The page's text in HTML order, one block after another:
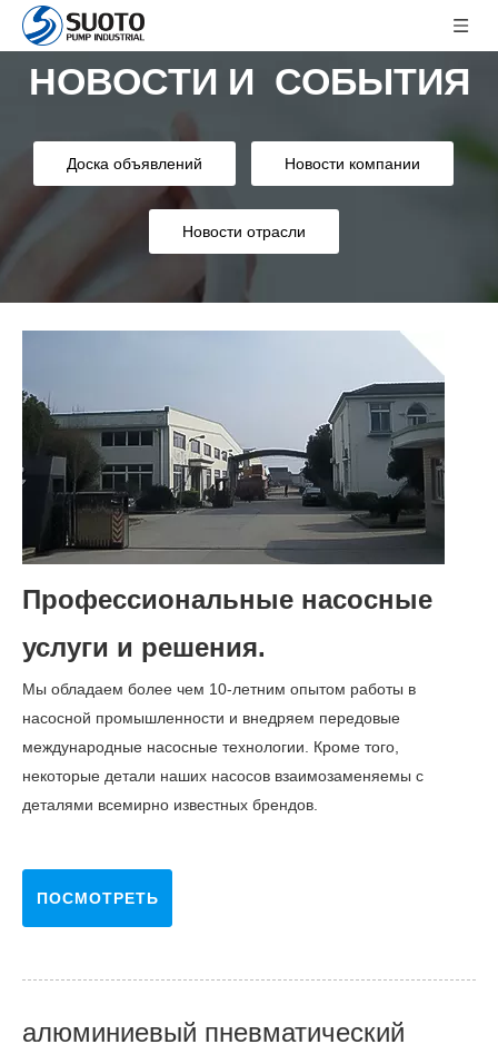
НОВОСТИ И СОБЫТИЯ
Доска объявлений Новости компании
Новости отрасли
Профессиональные насосные
услуги и решения.
Мы обладаем более чем 10-летним опытом работы в
насосной промышленности и внедряем передовые
международные насосные технологии. Кроме того,
некоторые детали наших насосов взаимозаменяемы с
деталями всемирно известных брендов.
ПОСМОТРЕТЬ
алюминиевый пневматический